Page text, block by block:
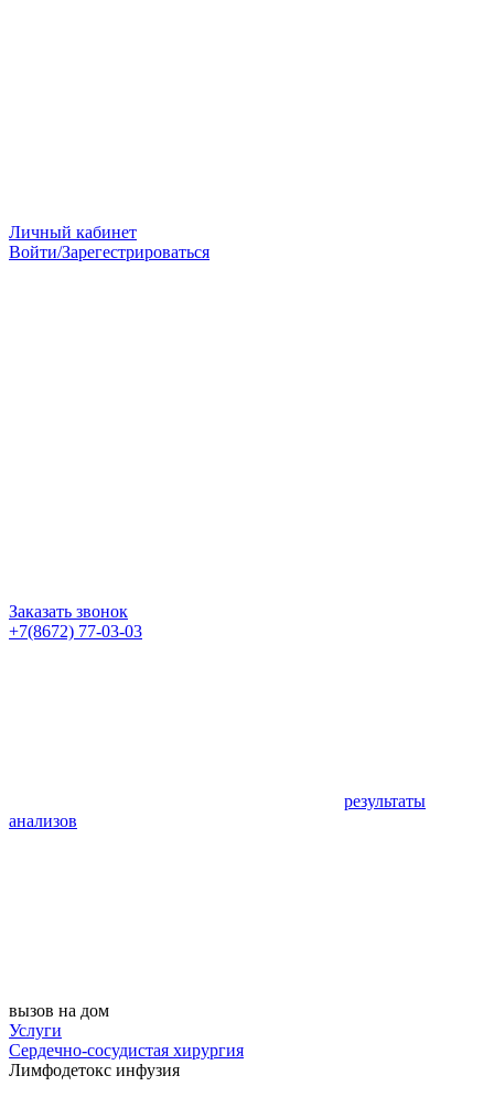
Личный кабинет
Войти/Зарегестрироваться
Заказать звонок
+7(8672) 77-03-03
результаты
анализов
вызов на дом
Услуги
Сердечно-сосудистая хирургия
Лимфодетокс инфузия